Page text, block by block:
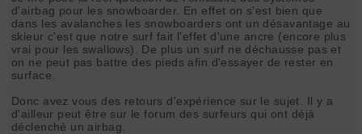
d'airbag pour les snowboarder. En effet on s'est bien que
dans les avalanches les snowboarders ont un désavantage au
skieur c'est que notre surf fait l'effet d'une ancre (encore plus
vrai pour les swallows). De plus un surf ne déchausse pas et
on ne peut pas battre des pieds afin d'essayer de rester en
surface.
Donc avez vous des retours d'expérience sur le sujet. Il y a
d'ailleur peut être sur le forum des surfeurs qui ont déjà
déclenché un airbag.